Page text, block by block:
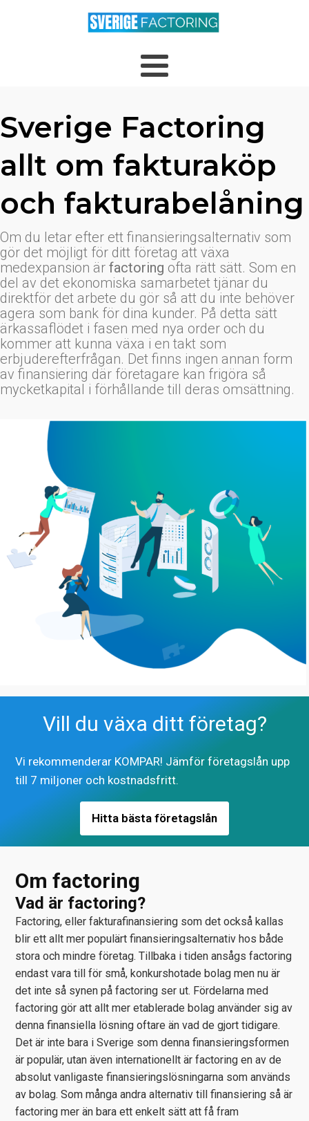
Sverige Factoring
allt om fakturaköp
och fakturabelåning
Om du letar efter ett finansieringsalternativ som
gör det möjligt för ditt företag att växa
medexpansion är factoring ofta rätt sätt. Som en
del av det ekonomiska samarbetet tjänar du
direktför det arbete du gör så att du inte behöver
agera som bank för dina kunder. På detta sätt
ärkassaflödet i fasen med nya order och du
kommer att kunna växa i en takt som
erbjuderefterfrågan. Det finns ingen annan form
av finansiering där företagare kan frigöra så
mycketkapital i förhållande till deras omsättning.
Vill du växa ditt företag?
Vi rekommenderar KOMPAR! Jämför företagslån upp
till 7 miljoner och kostnadsfritt.
Hitta bästa företagslån
Om factoring
Vad är factoring?
Factoring, eller fakturafinansiering som det också kallas
blir ett allt mer populärt finansieringsalternativ hos både
stora och mindre företag. Tillbaka i tiden ansågs factoring
endast vara till för små, konkurshotade bolag men nu är
det inte så synen på factoring ser ut. Fördelarna med
factoring gör att allt mer etablerade bolag använder sig av
denna finansiella lösning oftare än vad de gjort tidigare.
Det är inte bara i Sverige som denna finansieringsformen
är populär, utan även internationellt är factoring en av de
absolut vanligaste finansieringslösningarna som används
av bolag. Som många andra alternativ till finansiering så är
factoring mer än bara ett enkelt sätt att få fram